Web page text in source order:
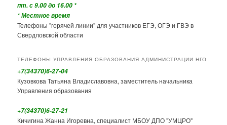
пт. с 9.00 до 16.00 *
* Местное время
Телефоны "горячей линии" для участников ЕГЭ, ОГЭ и ГВЭ в
Свердловской области
ТЕЛЕФОНЫ УПРАВЛЕНИЯ ОБРАЗОВАНИЯ АДМИНИСТРАЦИИ НГО
+7(34370)6-27-04
Кузовкова Татьяна Владиславовна, заместитель начальника
Управления образования
+7(34370)6-27-21
Кичигина Жанна Игоревна, специалист МБОУ ДПО "УМЦРО"